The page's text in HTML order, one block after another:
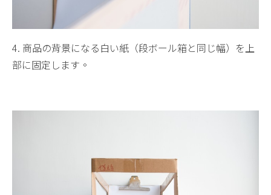
4. 商品の背景になる白い紙（段ボール箱と同じ幅）を上
部に固定します。